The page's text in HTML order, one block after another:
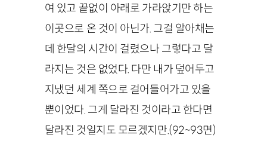
여 있고 끝없이 아래로 가라앉기만 하는
이곳으로 온 것이 아닌가. 그걸 알아채는
데 한달의 시간이 걸렸으나 그렇다고 달
라지는 것은 없었다. 다만 내가 덮어두고
지냈던 세계 쪽으로 걸어들어가고 있을
뿐이었다. 그게 달라진 것이라고 한다면
달라진 것일지도 모르겠지만.(92~93면)